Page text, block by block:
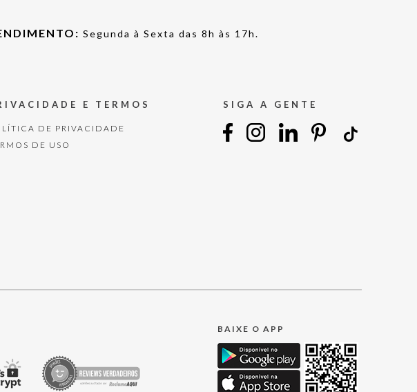
Segunda à Sexta das 8h às 17h.
E TERMOS
DE PRIVACIDADE
DE USO
SIGA A GENTE
BAIXE O APP